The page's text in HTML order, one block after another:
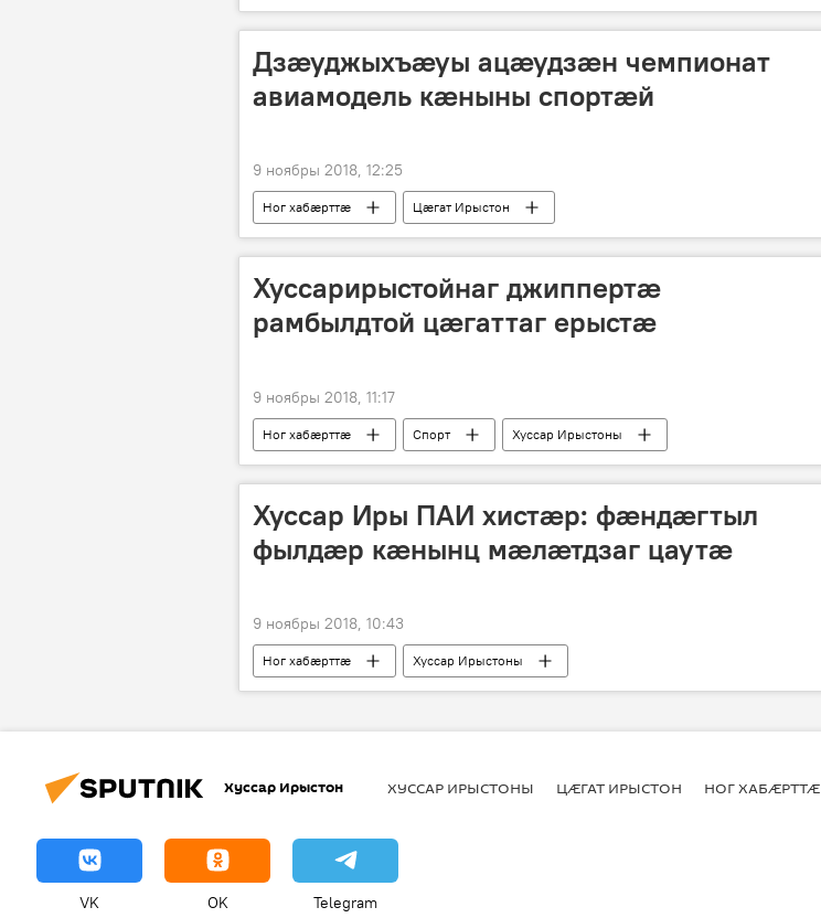
Дзӕуджыхъӕуы ацӕудзӕн чемпионат
авиамодель кӕныны спортӕй
9 ноябры 2018, 12:25
Ног хабӕрттӕ Цӕгат Ирыстон
Хуссарирыстойнаг джиппертæ
рамбылдтой цæгаттаг ерыстæ
9 ноябры 2018, 11:17
Ног хабӕрттӕ Спорт Хуссар Ирыстоны
Хуссар Иры ПАИ хистӕр: фӕндӕгтыл
фылдӕр кӕнынц мӕлӕтдзаг цаутӕ
9 ноябры 2018, 10:43
Ног хабӕрттӕ Хуссар Ирыстоны
Хуссар Ирыстон ХУССАР ИРЫСТОНЫ ЦӔГАТ ИРЫСТОН НОГ ХАБӔРТТӔ
VK OK Telegram